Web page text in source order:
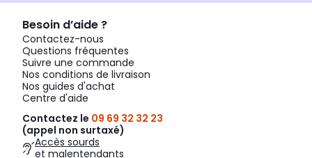
Besoin d’aide ?
Contactez-nous
Questions fréquentes
Suivre une commande
Nos conditions de livraison
Nos guides d'achat
Centre d'aide
Contactez le 09 69 32 32 23
(appel non surtaxé)
Accès sourds
et malentendants